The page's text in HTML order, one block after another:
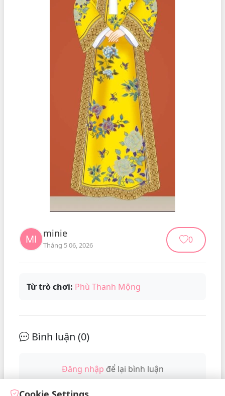
minie
Tháng 5 06, 2026 0
Từ trò chơi: Phù Thanh Mộng
Bình luận (0)
Đăng nhập để lại bình luận